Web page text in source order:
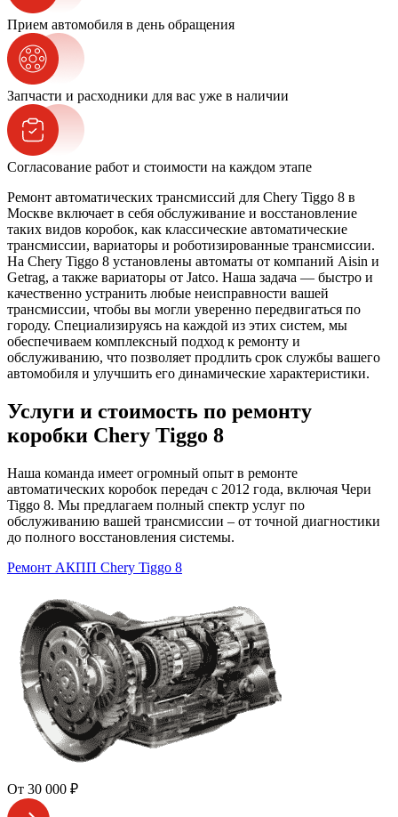
Прием автомобиля в день обращения
Запчасти и расходники для вас уже в наличии
Согласование работ и стоимости на каждом этапе
Ремонт автоматических трансмиссий для Chery Tiggo 8 в
Москве включает в себя обслуживание и восстановление
таких видов коробок, как классические автоматические
трансмиссии, вариаторы и роботизированные трансмиссии.
На Chery Tiggo 8 установлены автоматы от компаний Aisin и
Getrag, а также вариаторы от Jatco. Наша задача — быстро и
качественно устранить любые неисправности вашей
трансмиссии, чтобы вы могли уверенно передвигаться по
городу. Специализируясь на каждой из этих систем, мы
обеспечиваем комплексный подход к ремонту и
обслуживанию, что позволяет продлить срок службы вашего
автомобиля и улучшить его динамические характеристики.
Услуги и стоимость по ремонту
коробки Chery Tiggo 8
Наша команда имеет огромный опыт в ремонте
автоматических коробок передач с 2012 года, включая Чери
Tiggo 8. Мы предлагаем полный спектр услуг по
обслуживанию вашей трансмиссии – от точной диагностики
до полного восстановления системы.
Ремонт АКПП Chery Tiggo 8
От 30 000 ₽